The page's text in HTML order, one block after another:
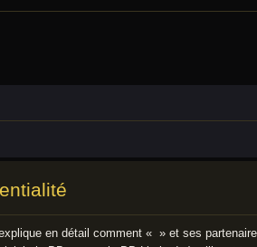
en détail comment « » et ses